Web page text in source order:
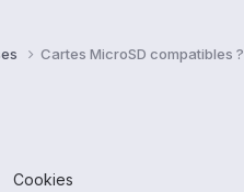
Cartes MicroSD compatibles ?
Cookies